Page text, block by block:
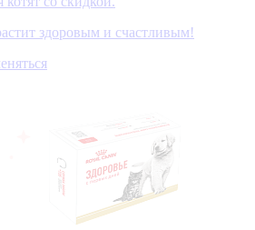
здоровым и счастливым!